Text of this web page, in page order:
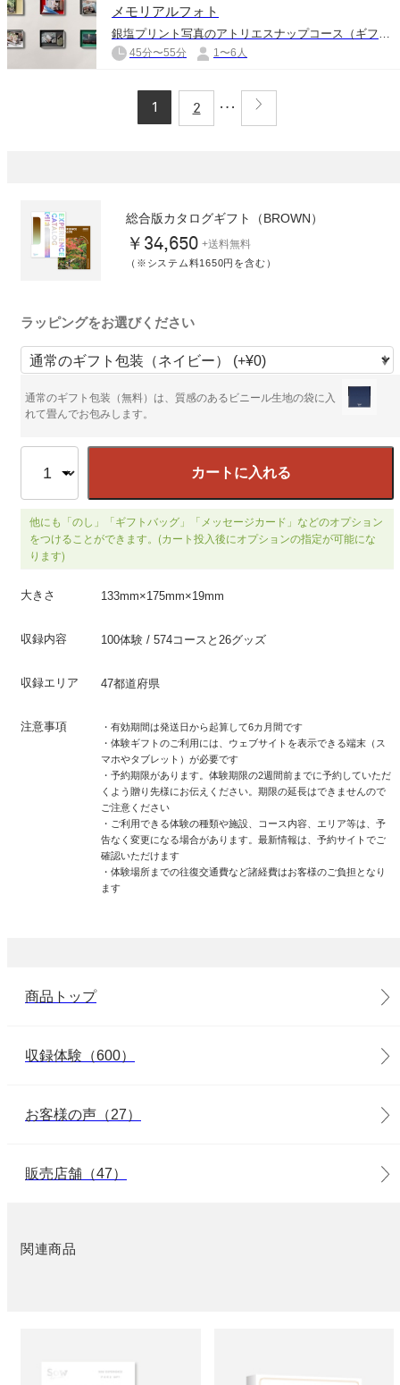
メモリアルフォト
銀塩プリント写真のアトリエスナップコース（ギフトボックス付き）
45分〜55分 1〜6人
1 2
総合版カタログギフト（BROWN）
￥34,650 +送料無料
（※システム料1650円を含む）
ラッピングをお選びください
通常のギフト包装（無料）は、質感のあるビニール生地の袋に入
れて畳んでお包みします。
カートに入れる
他にも「のし」「ギフトバッグ」「メッセージカード」などのオプション
をつけることができます。(カート投入後にオプションの指定が可能にな
ります)
大きさ 133mm×175mm×19mm
収録内容 100体験 / 574コースと26グッズ
収録エリア 47都道府県
注意事項
・有効期間は発送日から起算して6カ月間です
・体験ギフトのご利用には、ウェブサイトを表示できる端末（ス
マホやタブレット）が必要です
・予約期限があります。体験期限の2週間前までに予約していただ
くよう贈り先様にお伝えください。期限の延長はできませんので
ご注意ください
・ご利用できる体験の種類や施設、コース内容、エリア等は、予
告なく変更になる場合があります。最新情報は、予約サイトでご
確認いただけます
・体験場所までの往復交通費など諸経費はお客様のご負担となり
ます
商品トップ
収録体験（600）
お客様の声（27）
販売店舗（47）
関連商品